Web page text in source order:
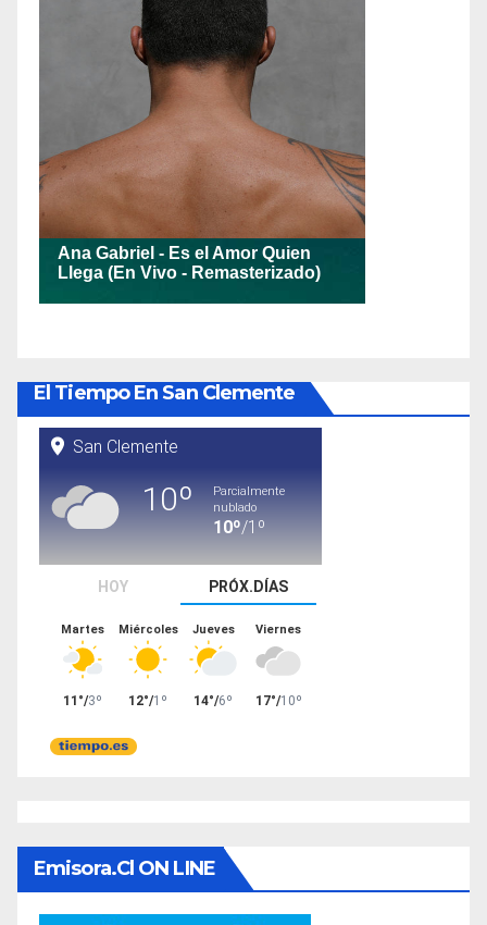
El Tiempo En San Clemente
Emisora.cl ON LINE